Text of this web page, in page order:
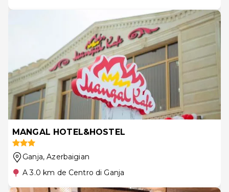
MANGAL HOTEL&HOSTEL
Ganja, Azerbaigian
A 3.0 km de Centro di Ganja